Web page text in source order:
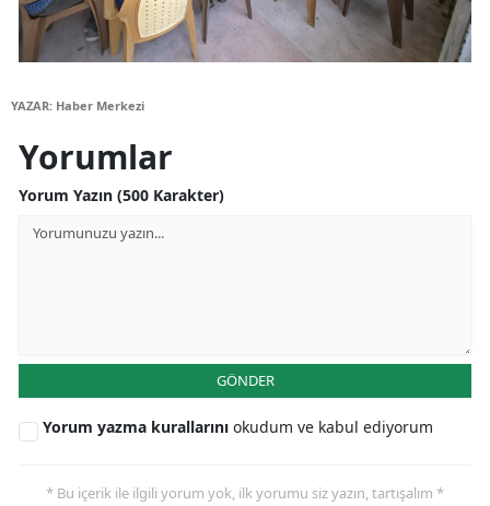
Karaman
Yalova
Karabük
Osmaniye
YAZAR: Haber Merkezi
Yorumlar
Yorum Yazın (500 Karakter)
GÖNDER
Yorum yazma kurallarını okudum ve kabul ediyorum
* Bu içerik ile ilgili yorum yok, ilk yorumu siz yazın, tartışalım *